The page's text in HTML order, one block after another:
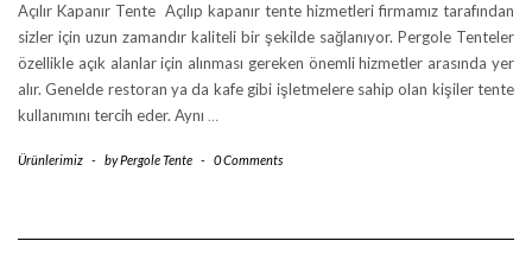
Açılır Kapanır Tente Açılıp kapanır tente hizmetleri firmamız tarafından
sizler için uzun zamandır kaliteli bir şekilde sağlanıyor. Pergole Tenteler
özellikle açık alanlar için alınması gereken önemli hizmetler arasında yer
alır. Genelde restoran ya da kafe gibi işletmelere sahip olan kişiler tente
kullanımını tercih eder. Aynı …
Ürünlerimiz - byPergole Tente - 0 Comments